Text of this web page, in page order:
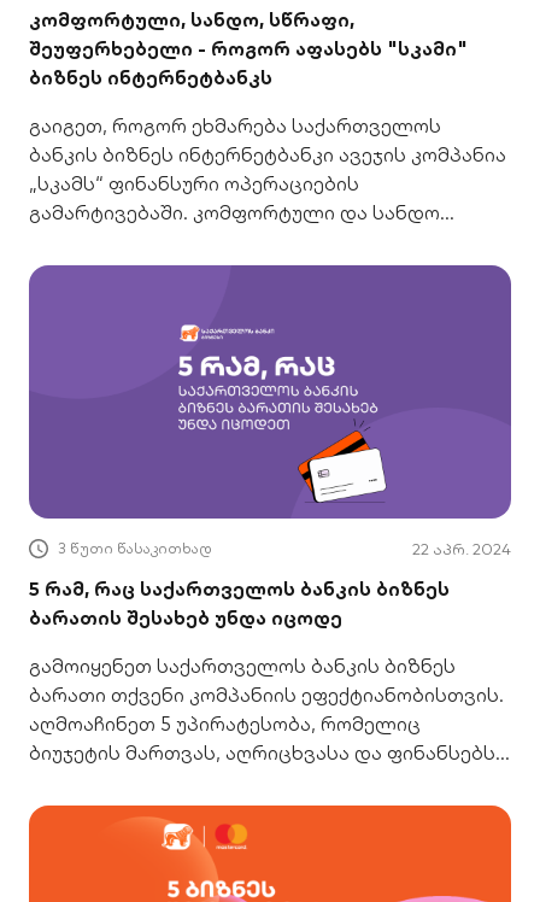
კომფორტული, სანდო, სწრაფი,
შეუფერხებელი - როგორ აფასებს "სკამი"
ბიზნეს ინტერნეტბანკს
გაიგეთ, როგორ ეხმარება საქართველოს
ბანკის ბიზნეს ინტერნეტბანკი ავეჯის კომპანია
„სკამს“ ფინანსური ოპერაციების
გამარტივებაში. კომფორტული და სანდო
3 წუთი წასაკითხად 22 აპრ. 2024
5 რამ, რაც საქართველოს ბანკის ბიზნეს
ბარათის შესახებ უნდა იცოდე
გამოიყენეთ საქართველოს ბანკის ბიზნეს
ბარათი თქვენი კომპანიის ეფექტიანობისთვის.
აღმოაჩინეთ 5 უპირატესობა, რომელიც
ბიუჯეტის მართვას, აღრიცხვასა და ფინანსებს